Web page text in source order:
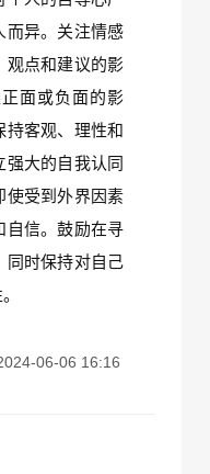
而异。关注情感
观点和建议的影
面或负面的影
持客观、理性和
大的自我认同
使受到外界因素
自信。鼓励在寻
同时保持对自己
06-06 16:16